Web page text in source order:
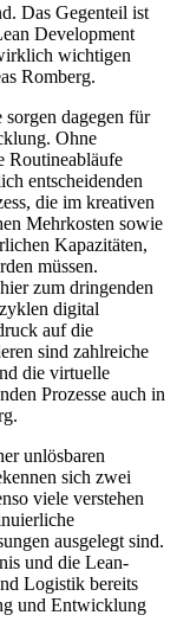
Das Gegenteil ist
Development
wichtigen
Romberg.
dagegen für
Ohne
Routineabläufe
entscheidenden
die im kreativen
Mehrkosten sowie
Kapazitäten,
müssen.
zum dringenden
digital
auf die
sind zahlreiche
die virtuelle
Prozesse auch in
unlösbaren
sich zwei
viele verstehen
ausgelegt sind.
und die Lean-
Logistik bereits
und Entwicklung